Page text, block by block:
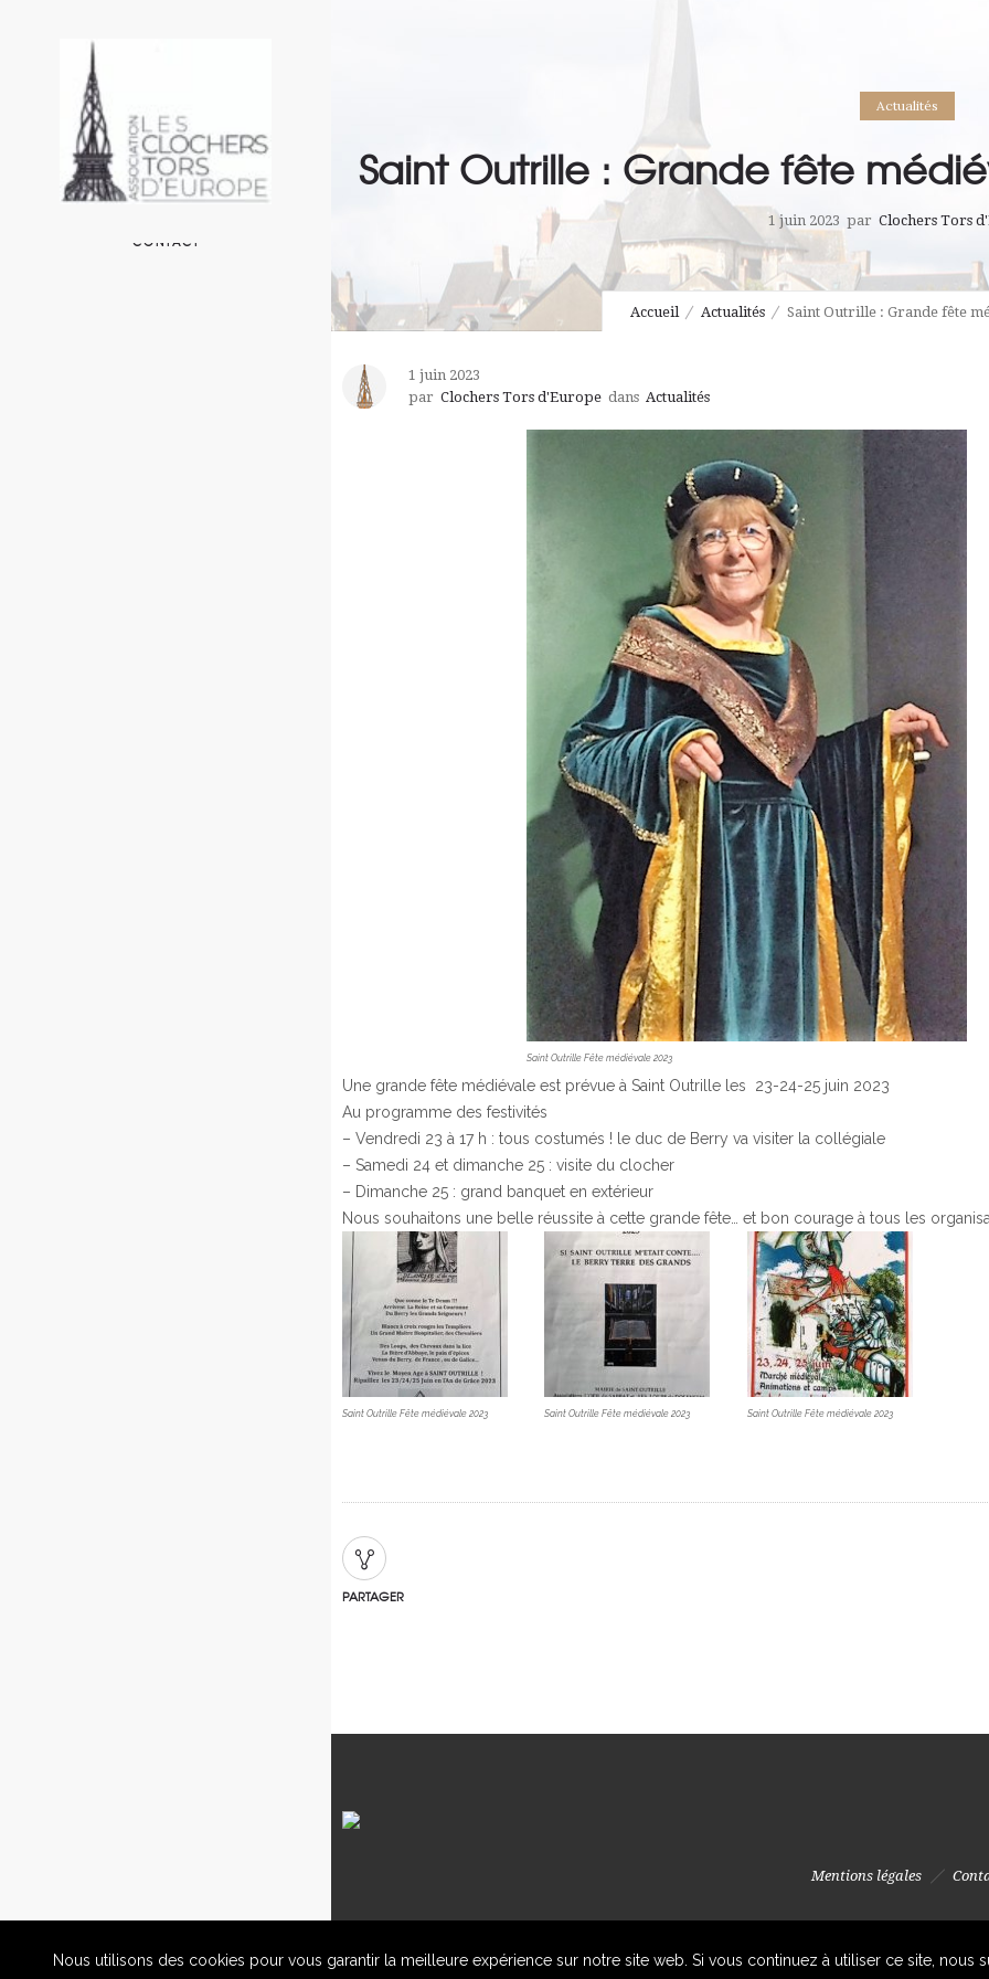
LES CLOCHERS EN EUROPE
UN PEU DE TECHNIQUE
AUTOUR DE L’ASSOCIATION
CONTACT
© Les clochers Tors d'Europe
Actualités
Saint Outrille : Grande fête
1 juin 2023 par Clochers Tors
Accueil Actualités Saint Outrille : Grande fête
1 juin 2023
par Clochers Tors d'Europe dans Actualités
Saint Outrille Fête médiévale 2023
Une grande fête médiévale est prévue à Saint Outrille les 23-24-25 juin 2023
Au programme des festivités
– Vendredi 23 à 17 h : tous costumés ! le duc de Berry va visiter la collégiale
– Samedi 24 et dimanche 25 : visite du clocher
– Dimanche 25 : grand banquet en extérieur
Nous souhaitons une belle réussite à cette grande fête… et bon courage à tous les
Saint Outrille Fête médiévale 2023 Saint Outrille Fête médiévale 2023 Saint Outrille Fête médiévale 2023
PARTAGER
Mentions légales
© Association "Les clochers tors d'Europe"
Nous utilisons des cookies pour vous garantir la meilleure expérience sur notre site web. Si vous continuez à utiliser ce site, nous